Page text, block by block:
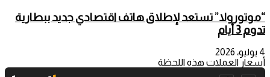
“موتورولا” تستعد لإطلاق هاتف اقتصادي جديد ببطارية
تدوم 3 أيام
4 يوليو، 2026
أسعار العملات هذه اللحظة